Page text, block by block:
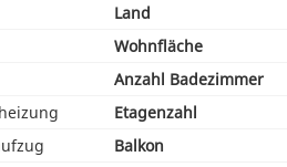
Land
Wohnfläche
Anzahl Badezimmer
Etagenzahl
Balkon